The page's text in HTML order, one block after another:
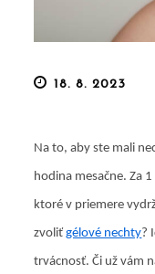
Posted
18. 8. 2023
Na to, aby ste mali
hodina mesačne. Za
ktoré v priemere
zvoliťgélové nechty?
trvácnosť. Či už vám